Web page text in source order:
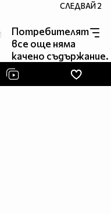
СЛЕДВАЙ2
Потребителят
все още няма
качено съдържание.